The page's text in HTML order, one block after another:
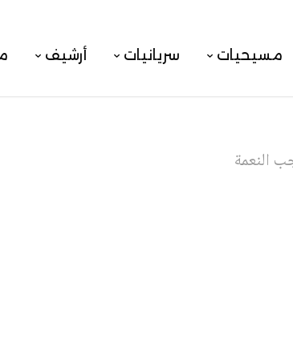
مسيحيات سريانيات أرشيف
النعمة